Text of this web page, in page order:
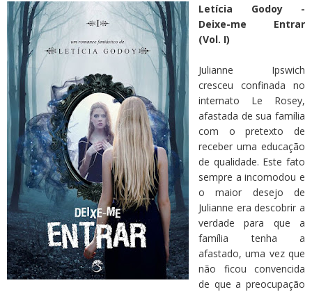
Letícia Godoy -
Deixe-me Entrar
(Vol. I)
Julianne Ipswich
cresceu confinada no
internato Le Rosey,
afastada de sua família
com o pretexto de
receber uma educação
de qualidade. Este fato
sempre a incomodou e
o maior desejo de
Julianne era descobrir a
verdade para que a
família tenha a
afastado, uma vez que
não ficou convencida
de que a preocupação